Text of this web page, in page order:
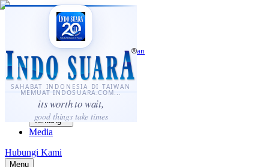
SAHABAT INDONESIA DI TAIWAN
MEMUAT INDOSUARA.COM...
its worth to wait,
good things take times
·...
⌘K
Sahabat Indonesia di Taiwan
Berita
Layanan
Komunitas
Panduan
Tentang
Media
Hubungi Kami
Menu